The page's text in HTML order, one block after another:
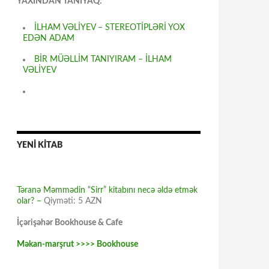
İLHAM VƏLİYEV – STEREOTİPLƏRİ YOX
EDƏN ADAM
BİR MÜƏLLİM TANIYIRAM – İLHAM
VƏLİYEV
YENİ KİTAB
Təranə Məmmədin “Sirr” kitabını necə əldə etmək
olar? – Qiyməti: 5 AZN
İçərişəhər Bookhouse & Cafe
Məkan-marşrut >>>> Bookhouse